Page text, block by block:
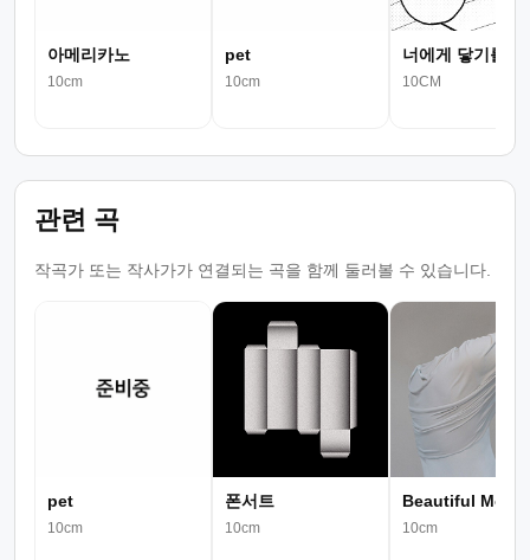
아메리카노
10cm
pet
10cm
너에게 닿기를
10CM
관련 곡
작곡가 또는 작사가가 연결되는 곡을 함께 둘러볼 수 있습니다.
pet
10cm
폰서트
10cm
Beautiful Moon
10cm